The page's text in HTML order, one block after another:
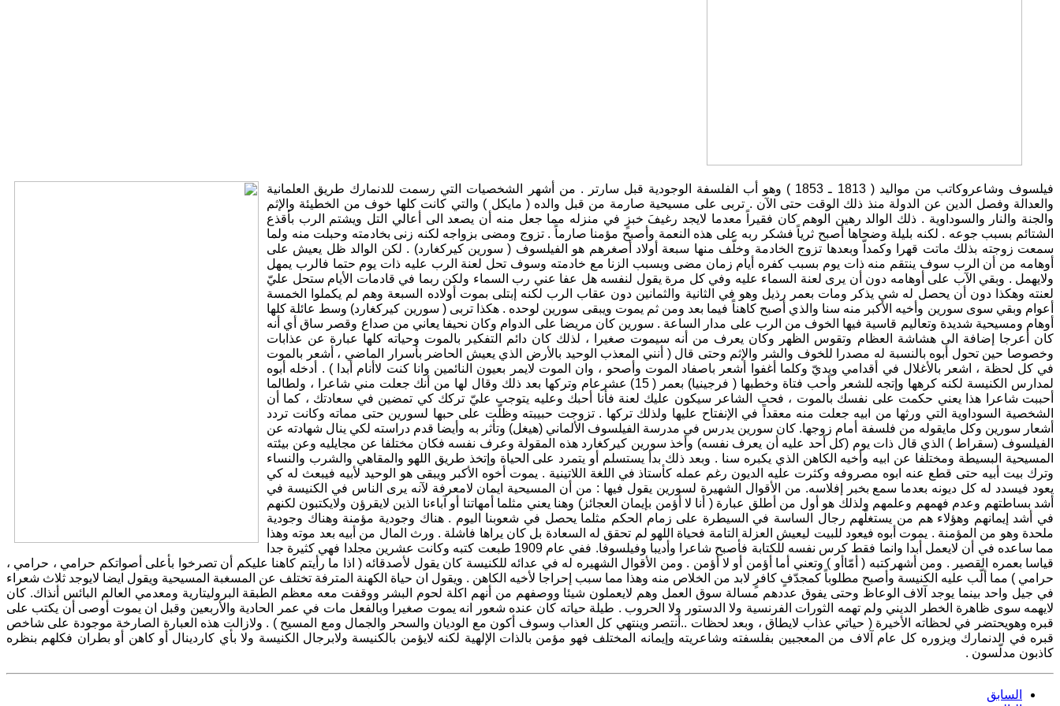
فيلسوف وشاعروكاتب من مواليد ( 1813 ـ 1853 ) وهو أب الفلسفة الوجودية قبل سارتر . من أشهر الشخصيات التي رسمت للدنمارك طريق العلمانية
والعدالة وفصل الدين عن الدولة منذ ذلك الوقت حتى الآن . تربى على مسيحية صارمة من قبل والده ( مايكل ) والتي كانت كلها خوف من الخطيئة والإثم
والجنة والنار والسوداوية . ذلك الوالد رهين الوهم كان فقيراً معدما لايجد رغيفَ خبزٍ في منزله مما جعل منه أن يصعد الى أعالي التل ويشتم الرب بأقذع
الشتائم بسبب جوعه . لكنه بليلة وضحاها أصبح ثرياً فشكر ربه على هذه النعمة وأصبح مؤمنا صارماً . تزوج ومضى بزواجه لكنه زنى بخادمته وحبلت منه ولما
سمعت زوجته بذلك ماتت قهرا وكمداّ وبعدها تزوج الخادمة وخلّف منها سبعة أولاد أصغرهم هو الفيلسوف ( سورين كيركغارد) . لكن الوالد ظل يعيش على
أوهامه من أن الرب سوف ينتقم منه ذات يوم بسبب كفره أيام زمان مضى وبسبب الزنا مع خادمته وسوف تحل لعنة الرب عليه ذات يوم حتما فالرب يمهل
ولايهمل . وبقي الآب على أوهامه دون أن يرى لعنة السماء عليه وفي كل مرة يقول لنفسه هل عفا عني رب السماء ولكن ربما في قادمات الأيام ستحل عليّ
لعنته وهكذا دون أن يحصل له شي يذكر ومات بعمر رذيل وهو في الثانية والثمانين دون عقاب الرب لكنه إبتلى بموت أولاده السبعة وهم لم يكملوا الخمسة
أعوام وبقي سوى سورين وأخيه الأكبر منه سنا والذي أصبح كاهناً فيما بعد ومن ثم يموت ويبقى سورين لوحده . هكذا تربى ( سورين كيركغارد) وسط عائلة كلها
أوهام ومسيحية شديدة وتعاليم قاسية فيها الخوف من الرب على مدار الساعة . سورين كان مريضا على الدوام وكان نحيفا يعاني من صداع وقصر ساق أي أنه
كان أعرجا إضافة الى هشاشة العظام وتقوس الظهر وكان يعرف من أنه سيموت صغيرا ، لذلك كان دائم التفكير بالموت وحياته كلها عبارة عن عذابات
وخصوصا حين تحول أبوه بالنسبة له مصدرا للخوف والشر والإثم وحتى قال ( أنني المعذب الوحيد بالأرض الذي يعيش الحاضر بأسرار الماضي ، أشعر بالموت
في كل لحظة ، اشعر بالأغلال في أقدامي ويديّ وكلما أغفوا أشعر باصفاد الموت وأصحو ، وان الموت لايمر بعيون النائمين وانا كنت لاأنام أبدا ) . أدخله أبوه
لمدارس الكنيسة لكنه كرهها وإتجه للشعر وأحب فتاة وخطبها ( فرجينيا) بعمر ( 15) عشرعام وتركها بعد ذلك وقال لها من أنك جعلت مني شاعرا ، ولطالما
أحببت شاعرا هذا يعني حكمت على نفسك بالموت ، فحب الشاعر سيكون عليك لعنة فأنا أحبك وعليه يتوجب عليّ تركك كي تمضين في سعادتك ، كما أن
الشخصية السوداوية التي ورثها من ابيه جعلت منه معقداً في الإنفتاح عليها ولذلك تركها . تزوجت حبيبته وظلّت على حبها لسورين حتى مماته وكانت تردد
أشعار سورين وكل مايقوله من فلسفة أمام زوجها. كان سورين يدرس في مدرسة الفيلسوف الألماني (هيغل) وتأثر به وأيضا قدم دراسته لكي ينال شهادته عن
الفيلسوف (سقراط ) الذي قال ذات يوم (كل أحد عليه أن يعرف نفسه) وأخذ سورين كيركغارد هذه المقولة وعرف نفسه فكان مختلفا عن مجايليه وعن بيئته
المسيحية البسيطة ومختلفا عن ابيه وأخيه الكاهن الذي يكبره سنا . وبعد ذلك بدأ يستسلم أو يتمرد على الحياة وإتخذ طريق اللهو والمقاهي والشرب والنساء
وترك بيت أبيه حتى قطع عنه ابوه مصروفه وكثرت عليه الديون رغم عمله كأستاذ في اللغة اللاتينية . يموت أخوه الأكبر ويبقى هو الوحيد لأبيه فيبعث له كي
يعود فيسدد له كل ديونه بعدما سمع بخبر إفلاسه. من الأقوال الشهيرة لسورين يقول فيها : من أن المسيحية ايمان لامعرفة لآنه يرى الناس في الكنيسة في
أشد بساطتهم وعدم فهمهم وعلمهم ولذلك هو أول من أطلق عبارة ( أنا لا أؤمن بإيمان العجائز) وهنا يعني مثلما أمهاتنا أو آباءنا الذين لايقرؤن ولايكتبون لكنهم
في أشد إيمانهم وهؤلاء هم من يستغلّهم رجال الساسة في السيطرة على زمام الحكم مثلما يحصل في شعوبنا اليوم . هناك وجودية مؤمنة وهناك وجودية
ملحدة وهو من المؤمنة . يموت أبوه فيعود للبيت ليعيش العزلة التامة فحياة اللهو لم تحقق له السعادة بل كان يراها فاشلة . ورث المال من أبيه بعد موته وهذا
مما ساعده في أن لايعمل أبدا وانما فقط كرس نفسه للكتابة فأصبح شاعرا وأديبا وفيلسوفا. ففي عام 1909 طبعت كتبه وكانت عشرين مجلدا فهي كثيرة جدا
قياسا بعمره القصير . ومن أشهركتبه ( أمّاأو ) وتعني أما أؤمن أو لا أؤمن . ومن الأقوال الشهيره له في عدائه للكنيسة كان يقول لأصدقائه ( اذا ما رأيتم كاهنا عليكم أن تصرخوا بأعلى أصواتكم حرامي ، حرامي ،
حرامي ) مما ألّب عليه الكنيسة وأصبح مطلوباً كمجدّفٍ كافرٍ لابد من الخلاص منه وهذا مما سبب إحراجا لأخيه الكاهن . ويقول ان حياة الكهنة المترفة تختلف عن المسغبة المسيحية ويقول ايضا لايوجد ثلاث شعراء
في جيل واحد بينما يوجد آلاف الوعاظ وحتى يفوق عددهم مسالة سوق العمل وهم لايعملون شيئا ووصفهم من أنهم اكلة لحوم البشر ووقفت معه معظم الطبقة البروليتارية ومعدمي العالم البائس أنذاك. كان
لايهمه سوى ظاهرة الخطر الديني ولم تهمه الثورات الفرنسية ولا الدستور ولا الحروب . طيلة حياته كان عنده شعور انه يموت صغيرا وبالفعل مات في عمر الحادية والأربعين وقبل ان يموت أوصى أن يكتب على
قبره وهويحتضر في لحظاته الأخيرة ( حياتي عذاب لايطاق ، وبعد لحظات ..أنتصر وينتهي كل العذاب وسوف أكون مع الوديان والسحر والجمال ومع المسيح ) . ولازالت هذه العبارة الصارخة موجودة على شاخص
قبره في الدنمارك ويزوره كل عام آلاف من المعجبين بفلسفته وشاعريته وإيمانه المختلف فهو مؤمن بالذات الإلهية لكنه لايؤمن بالكنيسة ولابرجال الكنيسة ولا بأي كاردينال أو كاهن أو بطران فكلهم بنظره
كاذبون مدلّسون .
السابق